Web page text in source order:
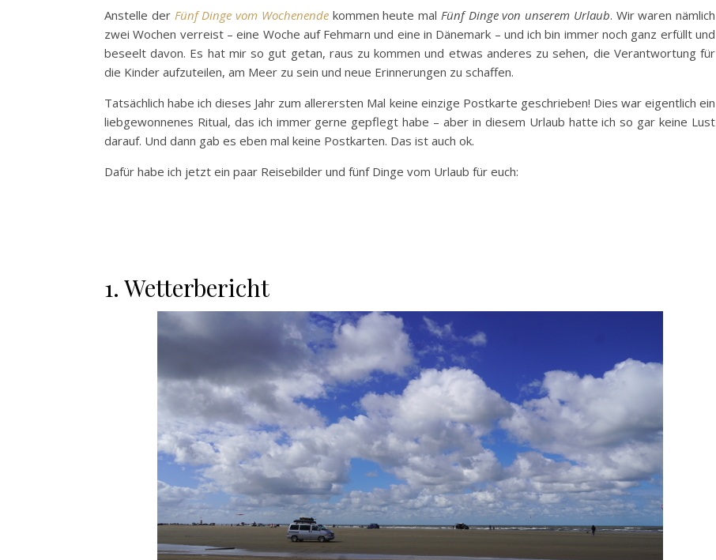
Anstelle der Fünf Dinge vom Wochenendekommen heute mal Fünf Dinge von unserem Urlaub. Wir waren nämlich
zwei Wochen verreist – eine Woche auf Fehmarn und eine in Dänemark – und ich bin immer noch ganz erfüllt und
beseelt davon. Es hat mir so gut getan, raus zu kommen und etwas anderes zu sehen, die Verantwortung für
die Kinder aufzuteilen, am Meer zu sein und neue Erinnerungen zu schaffen.
Tatsächlich habe ich dieses Jahr zum allerersten Mal keine einzige Postkarte geschrieben! Dies war eigentlich ein
liebgewonnenes Ritual, das ich immer gerne gepflegt habe – aber in diesem Urlaub hatte ich so gar keine Lust
darauf. Und dann gab es eben mal keine Postkarten. Das ist auch ok.
Dafür habe ich jetzt ein paar Reisebilder und fünf Dinge vom Urlaub für euch:
1. Wetterbericht